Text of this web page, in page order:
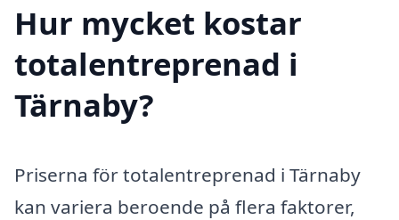
Hur mycket kostar
totalentreprenad i
Tärnaby?
Priserna för totalentreprenad i Tärnaby
kan variera beroende på flera faktorer,